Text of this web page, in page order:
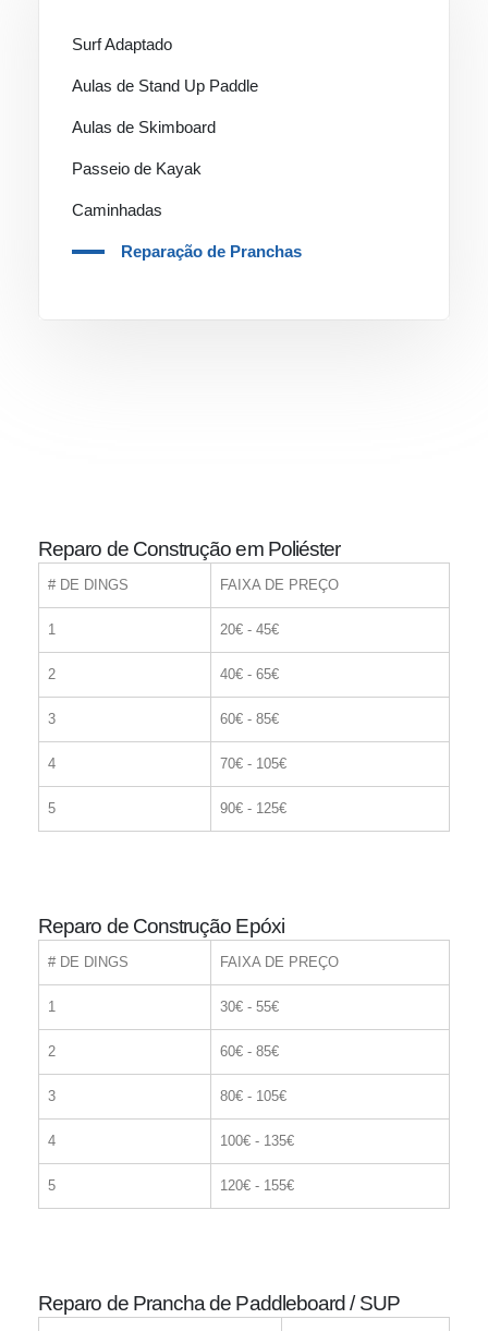
Surf Adaptado
Aulas de Stand Up Paddle
Aulas de Skimboard
Passeio de Kayak
Caminhadas
Reparação de Pranchas
Reparo de Construção em Poliéster
# DE DINGS FAIXA DE PREÇO
1 20€ - 45€
2 40€ - 65€
3 60€ - 85€
4 70€ - 105€
5 90€ - 125€
Reparo de Construção Epóxi
# DE DINGS FAIXA DE PREÇO
1 30€ - 55€
2 60€ - 85€
3 80€ - 105€
4 100€ - 135€
5 120€ - 155€
Reparo de Prancha de Paddleboard / SUP